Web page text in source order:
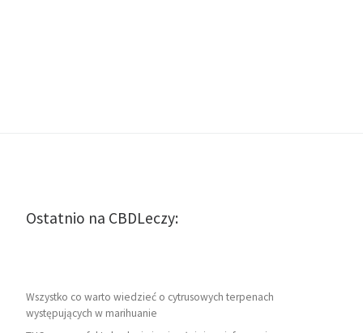
Ostatnio na CBDLeczy:
Wszystko co warto wiedzieć o cytrusowych terpenach
występujących w marihuanie